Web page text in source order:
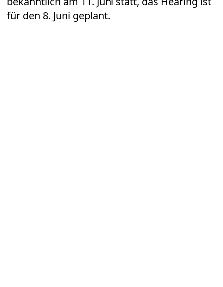
für den 8. Juni geplant.